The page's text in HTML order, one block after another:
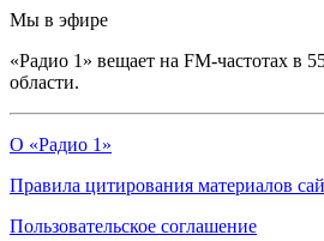
Мы в эфире
«Радио 1» вещает на FM-частотах в
области.
О «Радио 1»
Правила цитирования материалов
Пользовательское соглашение